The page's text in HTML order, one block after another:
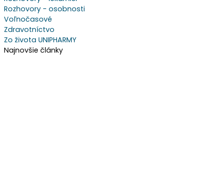
Rozhovory - osobnosti
Voľnočasové
Zdravotníctvo
Zo života UNIPHARMY
Najnovšie články